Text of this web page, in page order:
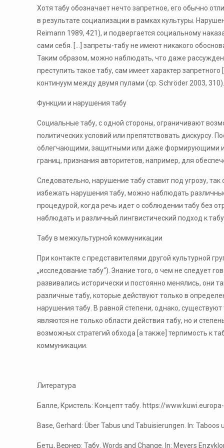
Хотя табу обозначает нечто запретное, его обычно
в результате социализации в рамках культуры.
Reimann 1989, 421), и подвергается социальному
сами себя. […] запреты-табу не имеют никакого
Таким образом, можно наблюдать, что даже
преступить такое табу, сам имеет характер
континуум между двумя пулами (ср. Schröder 2003,
Функции и нарушения табу
Социальные табу, с одной стороны, ограничивают
политических условий или препятствовать
облегчающими, защитными или даже формирующими
границ, признания авторитетов, например, для
Следовательно, нарушение табу ставит под угрозу,
избежать нарушения табу, можно наблюдать
процедурой, когда речь идет о соблюдении табу без
наблюдать и различный лингвистический подход к
Табу в межкультурной коммуникации
При контакте с представителями другой культурной
„исследование табу“). Знание того, о чем не следует
развивались исторически и постоянно менялись, они
различные табу, которые действуют только в
нарушения табу. В равной степени, однако,
являются не только области действия табу, но и
возможных стратегий обхода [а также] терпимость к
коммуникации.
Литература
Балле, Кристель: Концепт табу. https://
Base, Gerhard: Über Tabus und Tabuisierungen. In:
Бетц, Вернер: Табу. Words and Change. In: Meyers